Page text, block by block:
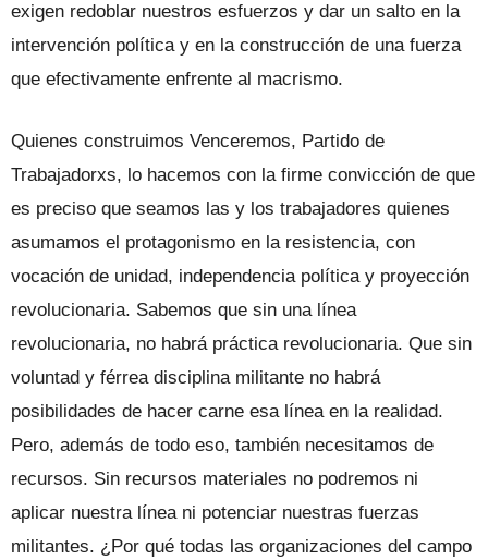
exigen redoblar nuestros es­fuerzos y dar un salto en la
intervención política y en la construcción de una fuerza
que efectivamente enfrente al macrismo.
Quienes construimos Venceremos, Partido de
Trabajadorxs, lo hacemos con la firme convicción de que
es preciso que seamos las y los trabajadores quienes
asu­mamos el protagonismo en la resistencia, con
vocación de unidad, independencia política y proyección
revolucionaria. Sa­bemos que sin una línea
revolucionaria, no habrá práctica revolucionaria. Que sin
voluntad y férrea disciplina militante no habrá
posibilidades de hacer carne esa lí­nea en la realidad.
Pero, además de todo eso, también necesitamos de
recursos. Sin recursos materiales no podremos ni
aplicar nuestra línea ni potenciar nues­tras fuerzas
militantes. ¿Por qué todas las organizaciones del campo